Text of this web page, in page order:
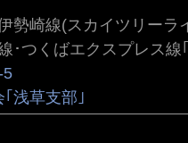
勢崎線(スカイツリーラ
･つくばエクスプレス線
5
浅草支部｣